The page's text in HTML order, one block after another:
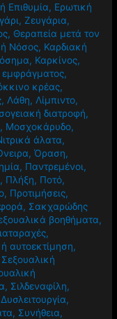
Επιθυμία, Ερωτική
,Ζευγάρια,
, Θεραπεία μετά τον
Νόσος, Καρδιακή
, Καρκίνος,
εμφράγματος,
κρέας,
, Λάθη, Λίμπιντο,
διατροφή,
, Μοσχοκάρυδο,
άλατα,
,Όραση,
, Παντρεμένοι,
, Πλήξη, Ποτό,
, Προτιμήσεις,
, Σακχαρώδης
βοηθήματα,
,
αυτοεκτίμηση,
Σεξουαλική
, Σιλδεναφίλη,
,
, Συνήθεια,